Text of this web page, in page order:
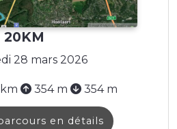
20KM
28 mars 2026
354 m 354 m
en détails